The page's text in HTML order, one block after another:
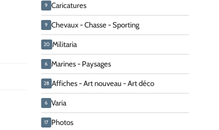
9 Caricatures
9 Chevaux - Chasse - Sporting
20 Militaria
6 Marines - Paysages
28 Affiches - Art nouveau - Art déco
6 Varia
17 Photos